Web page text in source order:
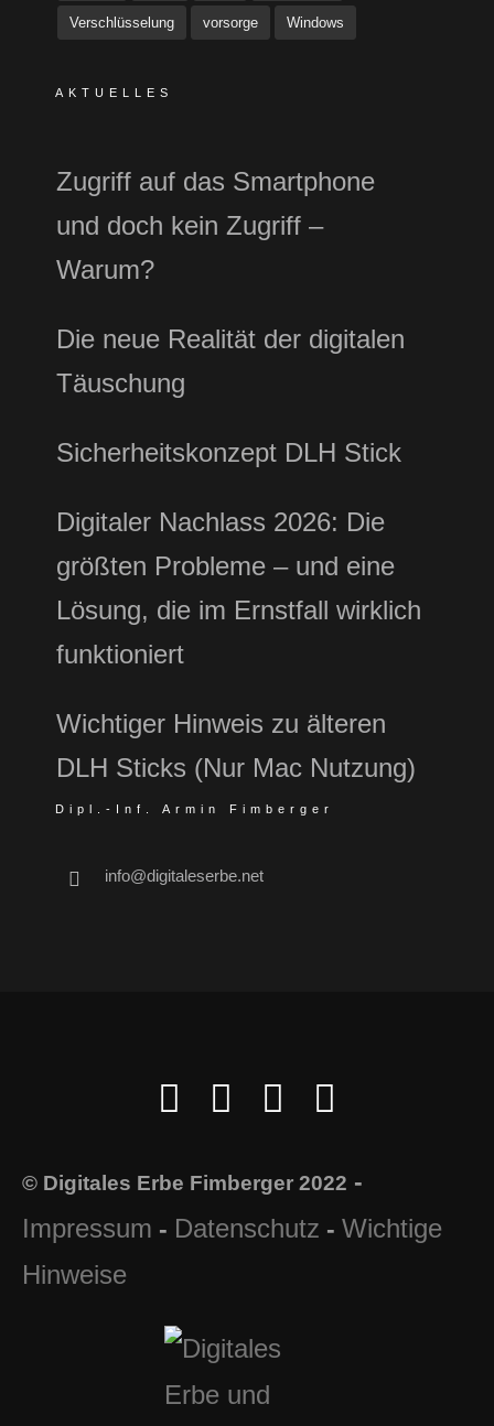
Verschlüsselung vorsorge Windows
AKTUELLES
Zugriff auf das Smartphone
und doch kein Zugriff –
Warum?
Die neue Realität der digitalen
Täuschung
Sicherheitskonzept DLH Stick
Digitaler Nachlass 2026: Die
größten Probleme – und eine
Lösung, die im Ernstfall wirklich
funktioniert
Wichtiger Hinweis zu älteren
DLH Sticks (Nur Mac Nutzung)
Dipl.-Inf. Armin Fimberger
info@digitaleserbe.net
© Digitales Erbe Fimberger 2022 -
Impressum - Datenschutz - Wichtige
Hinweise